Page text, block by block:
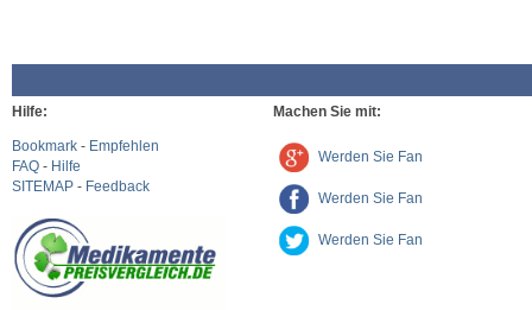
Hilfe:
Bookmark - Empfehlen
FAQ - Hilfe
SITEMAP - Feedback
Machen Sie mit:
Werden Sie Fan
Werden Sie Fan
Werden Sie Fan